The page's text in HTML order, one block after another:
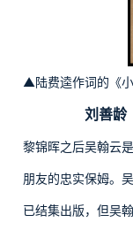
▲陆费逵作词的《
刘善龄
黎锦晖之后吴翰云
朋友的忠实保姆。
已结集出版，但吴